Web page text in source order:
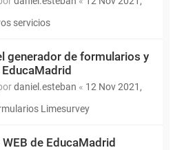
servicios
generador de formularios y
daniel.esteban « 12 Nov 2021,
Limesurvey
de EducaMadrid